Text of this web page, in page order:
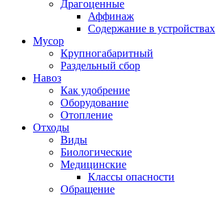
Драгоценные
Аффинаж
Содержание в устройствах
Мусор
Крупногабаритный
Раздельный сбор
Навоз
Как удобрение
Оборудование
Отопление
Отходы
Виды
Биологические
Медицинские
Классы опасности
Обращение